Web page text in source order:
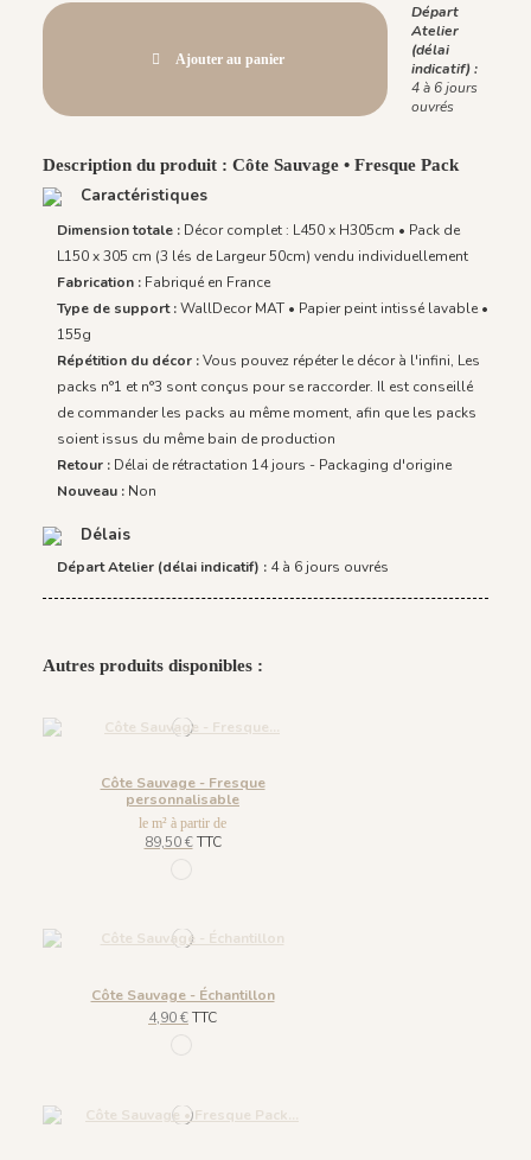
Ajouter au panier
Départ
Atelier
(délai
indicatif) :
4 à 6 jours
ouvrés
Description du produit : Côte Sauvage • Fresque Pack
Caractéristiques
Dimension totale : Décor complet : L450 x H305cm • Pack de
L150 x 305 cm (3 lés de Largeur 50cm) vendu individuellement
Fabrication : Fabriqué en France
Type de support :WallDecor MAT • Papier peint intissé lavable •
155g
Répétition du décor :Vous pouvez répéter le décor à l'infini, Les
packs n°1 et n°3 sont conçus pour se raccorder. Il est conseillé
de commander les packs au même moment, afin que les packs
soient issus du même bain de production
Retour : Délai de rétractation 14 jours - Packaging d'origine
Nouveau : Non
Délais
Départ Atelier (délai indicatif) : 4 à 6 jours ouvrés
Autres produits disponibles :
Côte Sauvage - Fresque
personnalisable
le m² à partir de
89,50 €TTC
Côte Sauvage - Échantillon
4,90 €TTC